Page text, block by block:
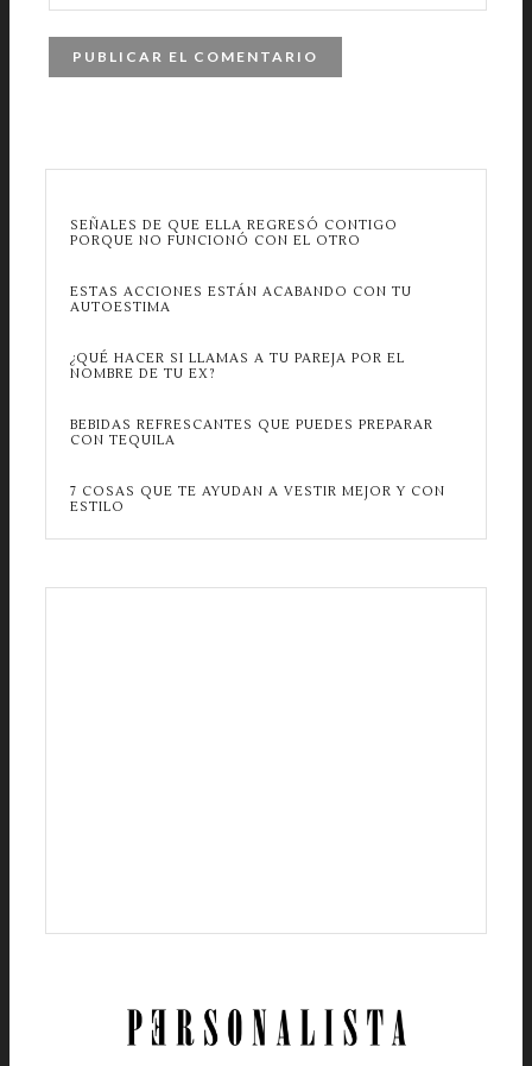
SEÑALES DE QUE ELLA REGRESÓ CONTIGO
PORQUE NO FUNCIONÓ CON EL OTRO
ESTAS ACCIONES ESTÁN ACABANDO CON TU
AUTOESTIMA
¿QUÉ HACER SI LLAMAS A TU PAREJA POR EL
NOMBRE DE TU EX?
BEBIDAS REFRESCANTES QUE PUEDES PREPARAR
CON TEQUILA
7 COSAS QUE TE AYUDAN A VESTIR MEJOR Y CON
ESTILO